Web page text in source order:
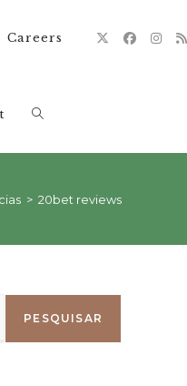
Careers
Alternar
pesquisa
site
> 20bet reviews
PESQUISAR